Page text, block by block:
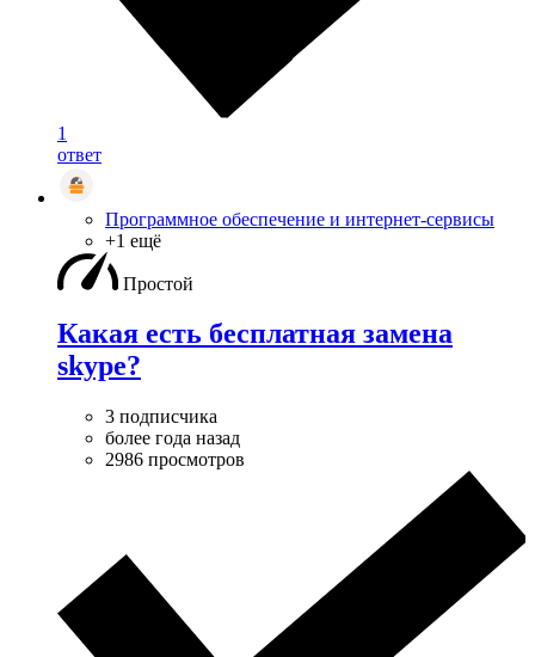
1
ответ
Программное обеспечение и интернет-сервисы
+1 ещё
Простой
Какая есть бесплатная замена
skype?
3 подписчика
более года назад
2986 просмотров